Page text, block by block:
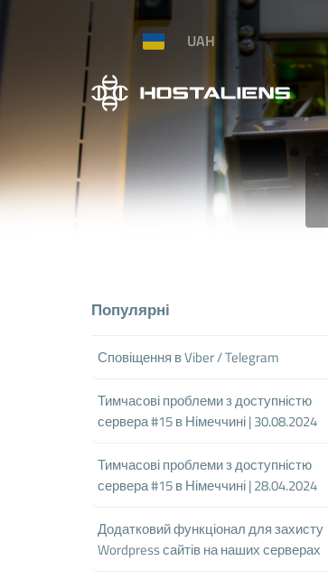
UAH
Популярні
Сповіщення в Viber / Telegram
Тимчасові проблеми з доступністю
сервера #15 в Німеччині | 30.08.2024
Тимчасові проблеми з доступністю
сервера #15 в Німеччині | 28.04.2024
Додатковий функціонал для захисту
Wordpress сайтів на наших серверах